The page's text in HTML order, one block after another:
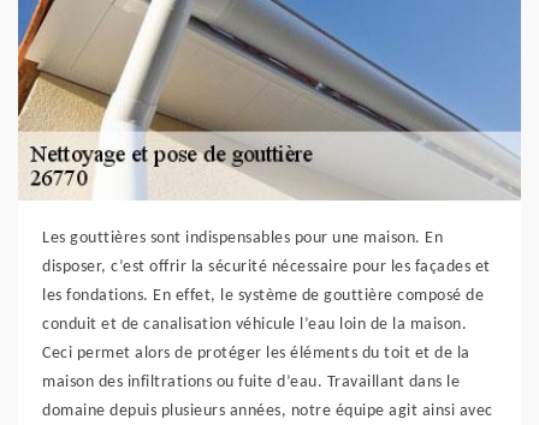
Les gouttières sont indispensables pour une maison. En
disposer, c’est offrir la sécurité nécessaire pour les façades et
les fondations. En effet, le système de gouttière composé de
conduit et de canalisation véhicule l’eau loin de la maison.
Ceci permet alors de protéger les éléments du toit et de la
maison des infiltrations ou fuite d’eau. Travaillant dans le
domaine depuis plusieurs années, notre équipe agit ainsi avec